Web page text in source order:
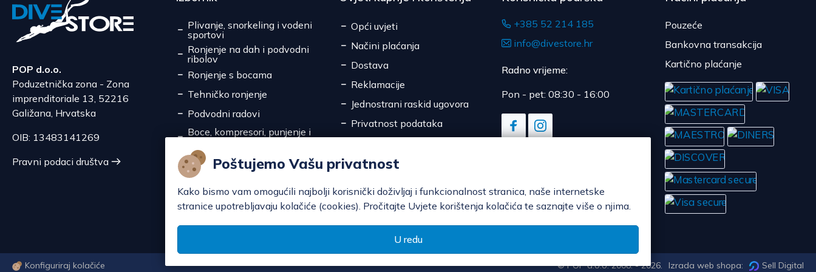
Poštujemo Vašu privatnost
Kako bismo vam omogućili najbolji korisnički doživljaj i funkcionalnost stranica, naše internetske
stranice upotrebljavaju kolačiće (cookies). Pročitajte Uvjete korištenja kolačića te saznajte više o njima.
U redu
POP d.o.o.
Poduzetnička zona - Zona
imprenditoriale 13, 52216
Galižana, Hrvatska
OIB: 13483141269
Pravni podaci društva
Plivanje, snorkeling i vodeni
sportovi
Ronjenje na dah i podvodni
ribolov
Ronjenje s bocama
Tehničko ronjenje
Podvodni radovi
Boce, kompresori, punjenje i
Servis
Akcije
Opći uvjeti
Načini plaćanja
Dostava
Reklamacije
Jednostrani raskid ugovora
Privatnost podataka
Kolačići
+385 52 214 185
info@divestore.hr
Radno vrijeme:
Pon - pet: 08:30 - 16:00
Pouzeće
Bankovna transakcija
Kartično plaćanje
Konfiguriraj kolačiće © POP d.o.o. 2008. - 2026. Izrada web shopa: Sell Digital